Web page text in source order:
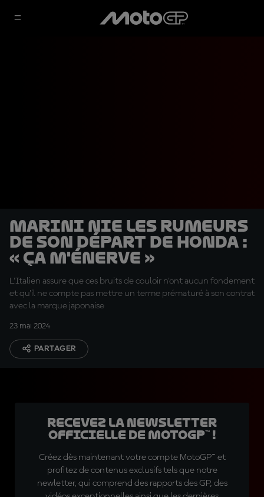
Marini nie les rumeurs
de son départ de Honda :
« Ça m'énerve »
L'Italien assure que ces bruits de couloir n'ont aucun fondement
et qu'il ne compte pas mettre un terme prématuré à son contrat
avec la marque japonaise
23 mai 2024
PARTAGER
Recevez la Newsletter
officielle de MotoGP™ !
Créez dès maintenant votre compte MotoGP™ et
profitez de contenus exclusifs tels que notre
newletter, qui comprend des rapports des GP, des